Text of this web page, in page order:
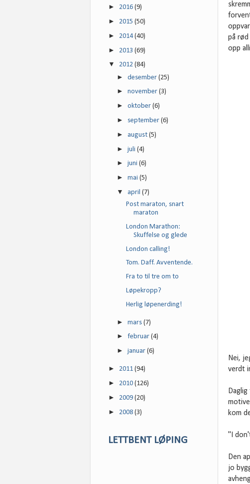
på
opp
Nei,
verdt
kom
"I
Den
jo
► 2016 (9)
► 2015 (50)
► 2014(40)
► 2013 (69)
▼ 2012 (84)
►desember(25)
►november(3)
►oktober(6)
► september(6)
►august(5)
►juli(4)
►juni(6)
►mai(5)
▼april(7)
Post maraton, snart
maraton
London Marathon:
Skuffelse og glede
London calling!
Tom. Daff. Avventende.
Fra to til tre om to
Løpekropp?
Herlig løpenerding!
►mars(7)
►februar(4)
►januar(6)
► 2011 (94)
► 2010 (126)
► 2009 (20)
► 2008 (3)
LETTBENT LØPING